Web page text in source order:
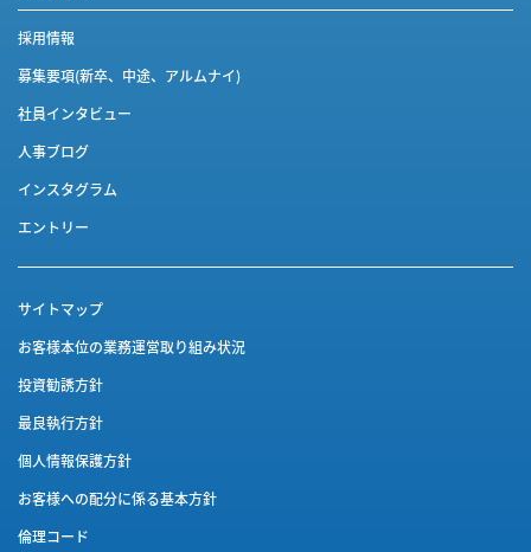
採用情報
募集要項(新卒、中途、アルムナイ)
社員インタビュー
人事ブログ
インスタグラム
エントリー
サイトマップ
お客様本位の業務運営取り組み状況
投資勧誘方針
最良執行方針
個人情報保護方針
お客様への配分に係る基本方針
倫理コード